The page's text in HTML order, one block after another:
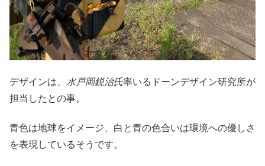
デザインは、 水戸岡鋭治氏率いるドーンデザイン研究所が
担当したとの事。
青色は地球をイメージ、白と青の色合いは環境への優しさ
を表現しているそうです。